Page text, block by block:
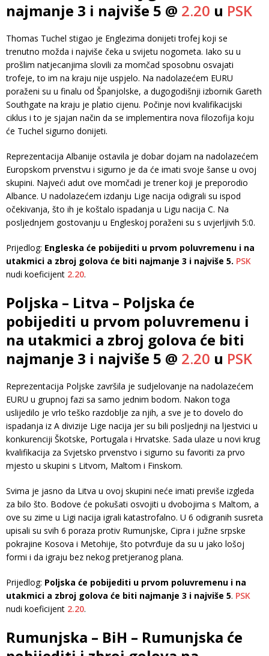
najmanje 3 i najviše 5 @ 2.20 u PSK
Thomas Tuchel stigao je Englezima donijeti trofej koji se
trenutno možda i najviše čeka u svijetu nogometa. Iako su u
prošlim natjecanjima slovili za momčad sposobnu osvajati
trofeje, to im na kraju nije uspjelo. Na nadolazećem EURU
poraženi su u finalu od Španjolske, a dugogodišnji izbornik Gareth
Southgate na kraju je platio cijenu. Počinje novi kvalifikacijski
ciklus i to je sjajan način da se implementira nova filozofija koju
će Tuchel sigurno donijeti.
Reprezentacija Albanije ostavila je dobar dojam na nadolazećem
Europskom prvenstvu i sigurno je da će imati svoje šanse u ovoj
skupini. Najveći adut ove momčadi je trener koji je preporodio
Albance. U nadolazećem izdanju Lige nacija odigrali su ispod
očekivanja, što ih je koštalo ispadanja u Ligu nacija C. Na
posljednjem gostovanju u Engleskoj poraženi su s uvjerljivih 5:0.
Prijedlog: Engleska će pobijediti u prvom poluvremenu i na
utakmici a zbroj golova će biti najmanje 3 i najviše 5. PSK
nudi koeficijent 2.20.
Poljska – Litva – Poljska će
pobijediti u prvom poluvremenu i
na utakmici a zbroj golova će biti
najmanje 3 i najviše 5 @ 2.20 u PSK
Reprezentacija Poljske završila je sudjelovanje na nadolazećem
EURU u grupnoj fazi sa samo jednim bodom. Nakon toga
uslijedilo je vrlo teško razdoblje za njih, a sve je to dovelo do
ispadanja iz A divizije Lige nacija jer su bili posljednji na ljestvici u
konkurenciji Škotske, Portugala i Hrvatske. Sada ulaze u novi krug
kvalifikacija za Svjetsko prvenstvo i sigurno su favoriti za prvo
mjesto u skupini s Litvom, Maltom i Finskom.
Svima je jasno da Litva u ovoj skupini neće imati previše izgleda
za bilo što. Bodove će pokušati osvojiti u dvobojima s Maltom, a
ove su zime u Ligi nacija igrali katastrofalno. U 6 odigranih susreta
upisali su svih 6 poraza protiv Rumunjske, Cipra i južne srpske
pokrajine Kosova i Metohije, što potvrđuje da su u jako lošoj
formi i da igraju bez nekog pretjeranog plana.
Prijedlog: Poljska će pobijediti u prvom poluvremenu i na
utakmici a zbroj golova će biti najmanje 3 i najviše 5. PSK
nudi koeficijent 2.20.
Rumunjska – BiH – Rumunjska će